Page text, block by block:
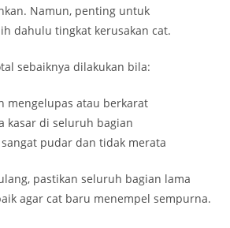
Namun, penting untuk
dahulu tingkat kerusakan cat.
sebaiknya dilakukan bila:
mengelupas atau berkarat
kasar di seluruh bagian
pudar dan tidak merata
pastikan seluruh bagian lama
agar cat baru menempel sempurna.